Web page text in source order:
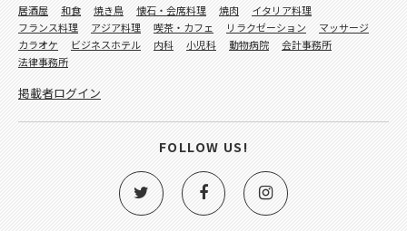
居酒屋 和食 焼き鳥 懐石・会席料理 焼肉
イタリア料理
フランス料理
アジア料理 喫茶・カフェ リラクゼーション
マッサージ
カラオケ
ビジネスホテル 内科 小児科 動物病院
会計事務所
法律事務所
掲載者ログイン
FOLLOW US!